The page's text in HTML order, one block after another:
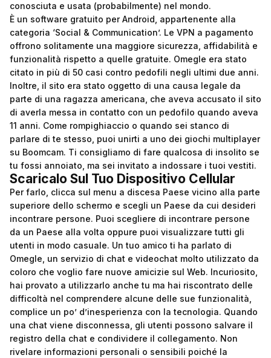
conosciuta e usata (probabilmente) nel mondo.
È un software gratuito per Android, appartenente alla
categoria ‘Social & Communication’. Le VPN a pagamento
offrono solitamente una maggiore sicurezza, affidabilità e
funzionalità rispetto a quelle gratuite. Omegle era stato
citato in più di 50 casi contro pedofili negli ultimi due anni.
Inoltre, il sito era stato oggetto di una causa legale da
parte di una ragazza americana, che aveva accusato il sito
di averla messa in contatto con un pedofilo quando aveva
11 anni. Come rompighiaccio o quando sei stanco di
parlare di te stesso, puoi unirti a uno dei giochi multiplayer
su Boomcam. Ti consigliamo di fare qualcosa di insolito se
tu fossi annoiato, ma sei invitato a indossare i tuoi vestiti.
Scaricalo Sul Tuo Dispositivo Cellular
Per farlo, clicca sul menu a discesa Paese vicino alla parte
superiore dello schermo e scegli un Paese da cui desideri
incontrare persone. Puoi scegliere di incontrare persone
da un Paese alla volta oppure puoi visualizzare tutti gli
utenti in modo casuale. Un tuo amico ti ha parlato di
Omegle, un servizio di chat e videochat molto utilizzato da
coloro che voglio fare nuove amicizie sul Web. Incuriosito,
hai provato a utilizzarlo anche tu ma hai riscontrato delle
difficoltà nel comprendere alcune delle sue funzionalità,
complice un po’ d’inesperienza con la tecnologia. Quando
una chat viene disconnessa, gli utenti possono salvare il
registro della chat e condividere il collegamento. Non
rivelare informazioni personali o sensibili poiché la